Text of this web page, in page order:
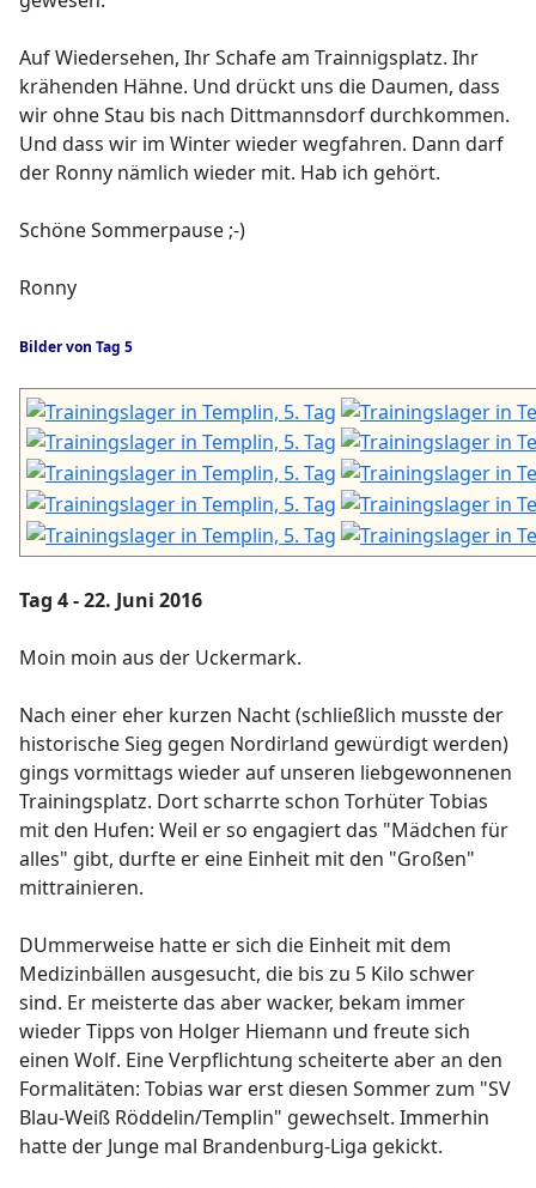
Auf Wiedersehen, Ihr Schafe am Trainnigsplatz. Ihr
krähenden Hähne. Und drückt uns die Daumen, dass
wir ohne Stau bis nach Dittmannsdorf durchkommen.
Und dass wir im Winter wieder wegfahren. Dann darf
der Ronny nämlich wieder mit. Hab ich gehört.
Schöne Sommerpause ;-)
Ronny
Bilder von Tag 5
Tag 4 - 22. Juni 2016
Moin moin aus der Uckermark.
Nach einer eher kurzen Nacht (schließlich musste der
historische Sieg gegen Nordirland gewürdigt werden)
gings vormittags wieder auf unseren liebgewonnenen
Trainingsplatz. Dort scharrte schon Torhüter Tobias
mit den Hufen: Weil er so engagiert das "Mädchen für
alles" gibt, durfte er eine Einheit mit den "Großen"
mittrainieren.
DUmmerweise hatte er sich die Einheit mit dem
Medizinbällen ausgesucht, die bis zu 5 Kilo schwer
sind. Er meisterte das aber wacker, bekam immer
wieder Tipps von Holger Hiemann und freute sich
einen Wolf. Eine Verpflichtung scheiterte aber an den
Formalitäten: Tobias war erst diesen Sommer zum "SV
Blau-Weiß Röddelin/Templin" gewechselt. Immerhin
hatte der Junge mal Brandenburg-Liga gekickt.